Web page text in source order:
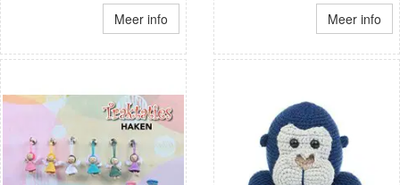
Meer info Meer info